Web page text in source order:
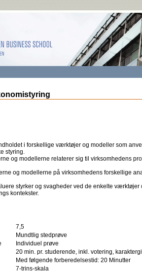
i forskellige værktøjer og modeller som
styring.
og modellerne relaterer sig til virksomhedens
og modellerne på virksomhedens forskellige
styrker og svagheder ved de enkelte værktøjer
kontekster.
7,5
Mundtlig stedprøve
Individuel prøve
20 min. pr. studerende, inkl. votering,
Med følgende forberedelsestid: 20 Minutter
7-trins-skala